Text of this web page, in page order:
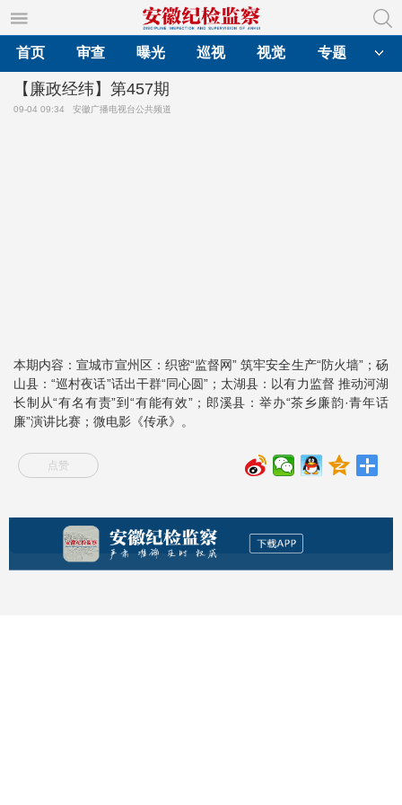
首页
审查 曝光 巡视 视觉 专题
【廉政经纬】第457期
09-04 09:34 安徽广播电视台公共频道
本期内容：宣城市宣州区：织密“监督网” 筑牢安全生产“防火墙”；砀
山县：“巡村夜话”话出干群“同心圆”；太湖县：以有力监督 推动河湖
长制从“有名有责”到“有能有效”；郎溪县：举办“茶乡廉韵·青年话
廉”演讲比赛；微电影《传承》。
点赞